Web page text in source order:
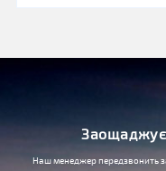
Наш менеджер передзвонить